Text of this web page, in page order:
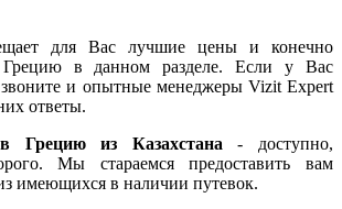
для Вас лучшие цены и конечно
в данном разделе. Если у Вас
и опытные менеджеры Vizit Expert
ответы.
Грецию из Казахстана - доступно,
Мы стараемся предоставить вам
имеющихся в наличии путевок.